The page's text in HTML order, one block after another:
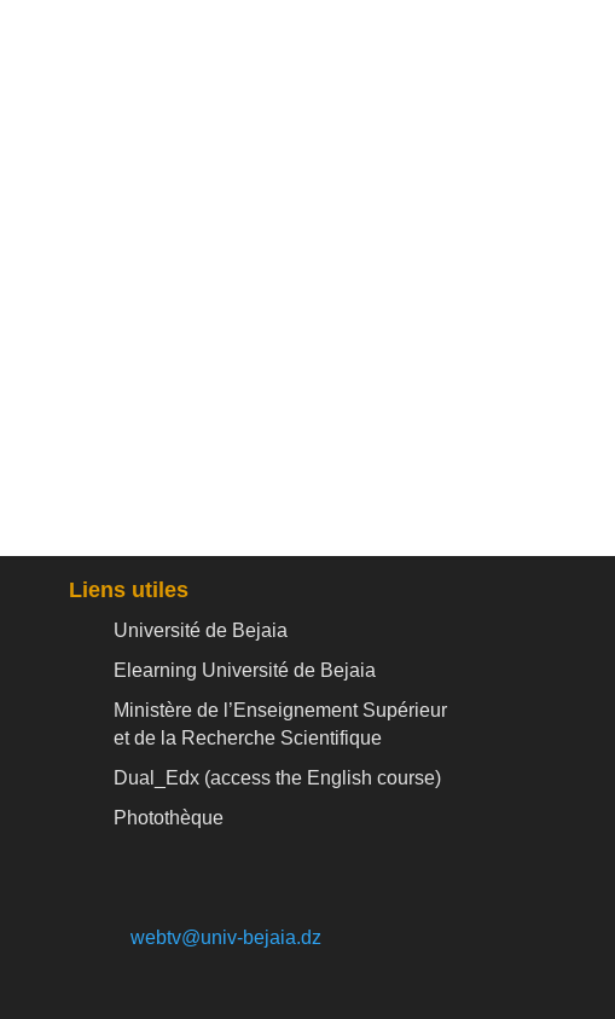
Liens utiles
Université de Bejaia
Elearning Université de Bejaia
Ministère de l’Enseignement Supérieur
et de la Recherche Scientifique
Dual_Edx (access the English course)
Photothèque
webtv@univ-bejaia.dz